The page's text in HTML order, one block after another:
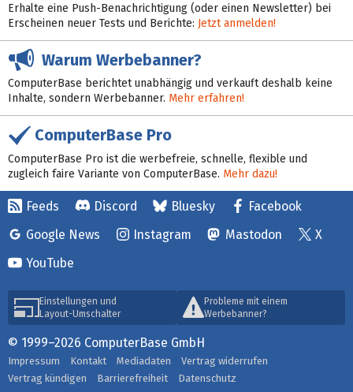
Erhalte eine Push-Benachrichtigung (oder einen Newsletter) bei
Erscheinen neuer Tests und Berichte: Jetzt anmelden!
Warum Werbebanner?
ComputerBase berichtet unabhängig und verkauft deshalb keine
Inhalte, sondern Werbebanner. Mehr erfahren!
ComputerBase Pro
ComputerBase Pro ist die werbefreie, schnelle, flexible und
zugleich faire Variante von ComputerBase. Mehr dazu!
Feeds Discord Bluesky
Facebook
Google News
Instagram Mastodon
X
YouTube
Einstellungen und
Layout-Umschalter
Probleme mit einem
Werbebanner?
© 1999–2026 ComputerBase GmbH
Impressum Kontakt Mediadaten
Vertrag widerrufen
Vertrag kündigen
Barrierefreiheit Datenschutz